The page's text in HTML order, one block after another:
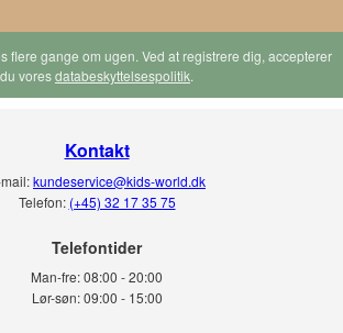
flere gange om ugen. Ved at registrere dig, accepterer
du voresdatabeskyttelsespolitik.
Kontakt
kundeservice@kids-world.dk
Telefon: (+45) 32 17 35 75
Telefontider
Man-fre:08:00 - 20:00
Lør-søn: 09:00 - 15:00